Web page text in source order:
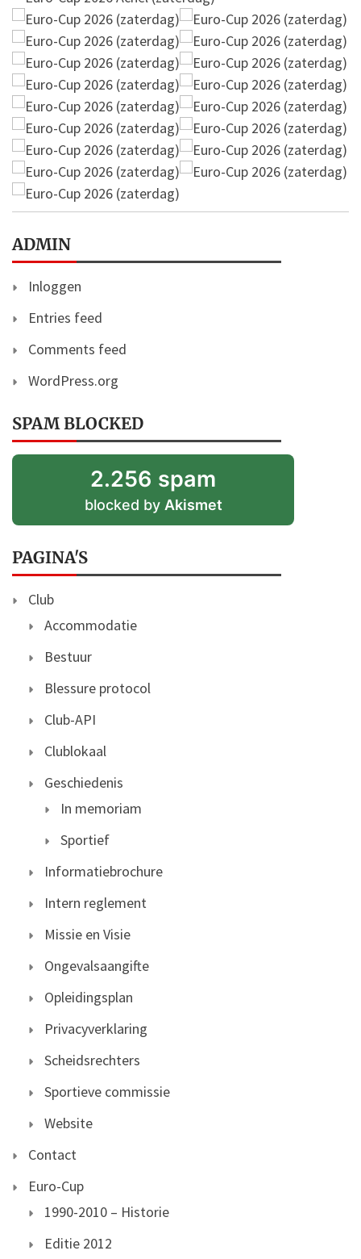
ADMIN
Inloggen
Entries feed
Comments feed
WordPress.org
SPAM BLOCKED
2.256 spam
blocked by Akismet
PAGINA'S
Club
Accommodatie
Bestuur
Blessure protocol
Club-API
Clublokaal
Geschiedenis
In memoriam
Sportief
Informatiebrochure
Intern reglement
Missie en Visie
Ongevalsaangifte
Opleidingsplan
Privacyverklaring
Scheidsrechters
Sportieve commissie
Website
Contact
Euro-Cup
1990-2010 – Historie
Editie 2012